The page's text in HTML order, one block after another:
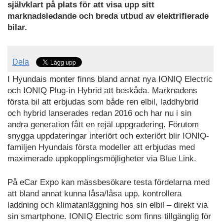
självklart på plats för att visa upp sitt
marknadsledande och breda utbud av elektrifierade
bilar.
Dela
I Hyundais monter finns bland annat nya IONIQ Electric
och IONIQ Plug-in Hybrid att beskåda. Marknadens
första bil att erbjudas som både ren elbil, laddhybrid
och hybrid lanserades redan 2016 och har nu i sin
andra generation fått en rejäl uppgradering. Förutom
snygga uppdateringar interiört och exteriört blir IONIQ-
familjen Hyundais första modeller att erbjudas med
maximerade uppkopplingsmöjligheter via Blue Link.
På eCar Expo kan mässbesökare testa fördelarna med
att bland annat kunna låsa/låsa upp, kontrollera
laddning och klimatanläggning hos sin elbil – direkt via
sin smartphone. IONIQ Electric som finns tillgänglig för